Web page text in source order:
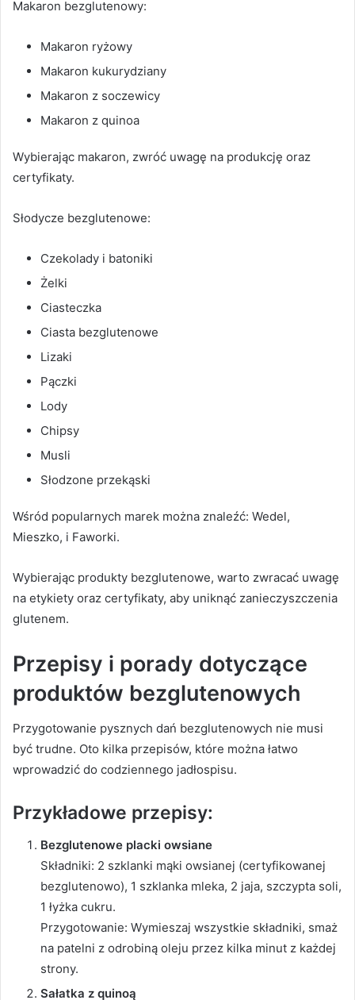
Makaron bezglutenowy:
Makaron ryżowy
Makaron kukurydziany
Makaron z soczewicy
Makaron z quinoa
Wybierając makaron, zwróć uwagę na produkcję oraz
certyfikaty.
Słodycze bezglutenowe:
Czekolady i batoniki
Żelki
Ciasteczka
Ciasta bezglutenowe
Lizaki
Pączki
Lody
Chipsy
Musli
Słodzone przekąski
Wśród popularnych marek można znaleźć: Wedel,
Mieszko, i Faworki.
Wybierając produkty bezglutenowe, warto zwracać uwagę
na etykiety oraz certyfikaty, aby uniknąć zanieczyszczenia
glutenem.
Przepisy i porady dotyczące
produktów bezglutenowych
Przygotowanie pysznych dań bezglutenowych nie musi
być trudne. Oto kilka przepisów, które można łatwo
wprowadzić do codziennego jadłospisu.
Przykładowe przepisy:
Bezglutenowe placki owsiane
Składniki: 2 szklanki mąki owsianej (certyfikowanej
bezglutenowo), 1 szklanka mleka, 2 jaja, szczypta soli,
1 łyżka cukru.
Przygotowanie: Wymieszaj wszystkie składniki, smaż
na patelni z odrobiną oleju przez kilka minut z każdej
strony.
Sałatka z quinoą